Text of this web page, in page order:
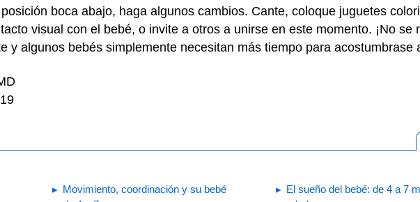
boca abajo, haga algunos cambios. Cante, coloque juguetes
visual con el bebé, o invite a otros a unirse en este momento. ¡No se
y algunos bebés simplemente necesitan más tiempo para acostumbrase
Movimiento, coordinación y su bebé
El sueño del bebé: de 4 a 7